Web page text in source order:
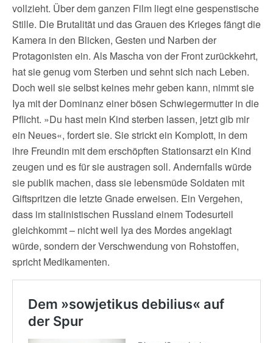
vollzieht. Über dem ganzen Film liegt eine gespenstische
Stille. Die Brutalität und das Grauen des Krieges fängt die
Kamera in den Blicken, Gesten und Narben der
Protagonisten ein. Als Mascha von der Front zurückkehrt,
hat sie genug vom Sterben und sehnt sich nach Leben.
Doch weil sie selbst keines mehr geben kann, nimmt sie
Iya mit der Dominanz einer bösen Schwiegermutter in die
Pflicht. »Du hast mein Kind sterben lassen, jetzt gib mir
ein Neues«, fordert sie. Sie strickt ein Komplott, in dem
ihre Freundin mit dem erschöpften Stationsarzt ein Kind
zeugen und es für sie austragen soll. Andernfalls würde
sie publik machen, dass sie lebensmüde Soldaten mit
Giftspritzen die letzte Gnade erweisen. Ein Vergehen,
dass im stalinistischen Russland einem Todesurteil
gleichkommt – nicht weil Iya des Mordes angeklagt
würde, sondern der Verschwendung von Rohstoffen,
spricht Medikamenten.